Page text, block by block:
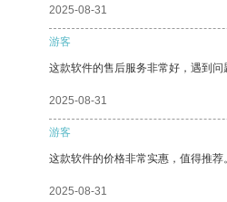
2025-08-31
游客
这款软件的售后服务非常好，遇到问
2025-08-31
游客
这款软件的价格非常实惠，值得推荐。
2025-08-31